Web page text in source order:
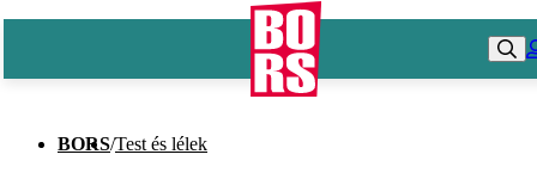
BORS/Test és lélek